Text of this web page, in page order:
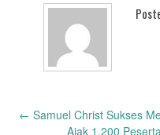
Post
← Samuel Christ Sukses
Ajak 1.200